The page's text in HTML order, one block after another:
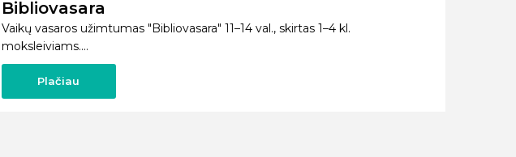
Bibliovasara
Vaikų vasaros užimtumas "Bibliovasara" 11–14 val., skirtas 1–4 kl.
moksleiviams....
Plačiau